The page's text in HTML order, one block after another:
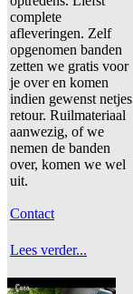
complete
afleveringen. Zelf
opgenomen banden
zetten we gratis voor
je over en komen
indien gewenst netjes
retour. Ruilmateriaal
aanwezig, of we
nemen de banden
over, komen we wel
uit.
Contact
Lees verder...